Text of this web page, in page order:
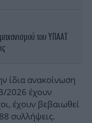
του ΥΠΑΑΤ
ίδια ανακοίνωση
2026 έχουν
έχουν βεβαιωθεί
συλλήψεις.